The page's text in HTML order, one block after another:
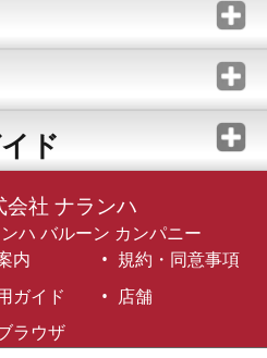
ド
会社 ナランハ
ハ バルーン カンパニー
内
規約・同意事項
ガイド
店舗
ラウザ